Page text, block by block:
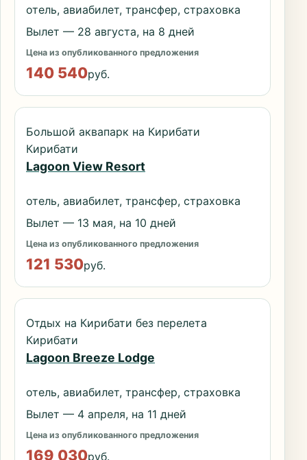
отель, авиабилет, трансфер, страховка
Вылет — 28 августа, на 8 дней
Цена из опубликованного предложения
140 540руб.
Большой аквапарк на Кирибати
Кирибати
Lagoon View Resort
отель, авиабилет, трансфер, страховка
Вылет — 13 мая, на 10 дней
Цена из опубликованного предложения
121 530руб.
Отдых на Кирибати без перелета
Кирибати
Lagoon Breeze Lodge
отель, авиабилет, трансфер, страховка
Вылет — 4 апреля, на 11 дней
Цена из опубликованного предложения
169 030руб.